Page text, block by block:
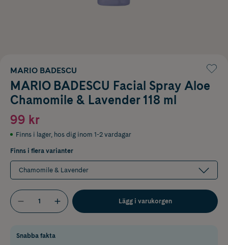
MARIO BADESCU
MARIO BADESCU Facial Spray Aloe
Chamomile & Lavender 118 ml
99 kr
Finns i lager, hos dig inom 1-2 vardagar
Finns i flera varianter
Chamomile & Lavender
Lägg i varukorgen
Snabba fakta